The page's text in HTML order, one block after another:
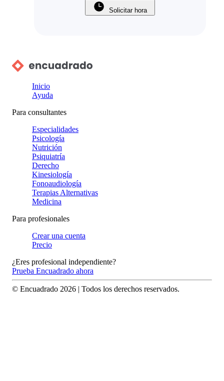
Solicitar hora
Inicio
Ayuda
Para consultantes
Especialidades
Psicología
Nutrición
Psiquiatría
Derecho
Kinesiología
Fonoaudiología
Terapias Alternativas
Medicina
Para profesionales
Crear una cuenta
Precio
¿Eres profesional independiente?
Prueba Encuadrado ahora
© Encuadrado 2026 | Todos los derechos reservados.